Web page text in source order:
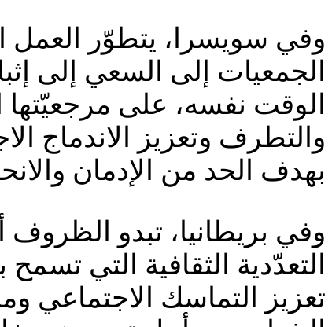
وفي سويسرا، يتطوّر العمل
الجمعيات إلى السعي إلى
الوقت نفسه، على
والتطرف وتعزيز الاندماج
بهدف الحد من الإدمان
وفي بريطانيا، تبدو
التعدّدية الثقافية التي
تعزيز التماسك الاجتماعي